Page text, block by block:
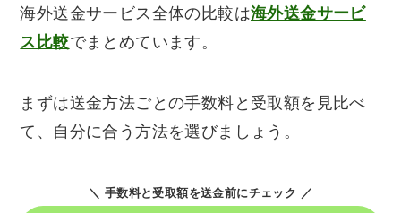
海外送金サービス全体の比較は海外送金サービ
ス比較でまとめています。
まずは送金方法ごとの手数料と受取額を見比べ
て、自分に合う方法を選びましょう。
＼ 手数料と受取額を送金前にチェック ／